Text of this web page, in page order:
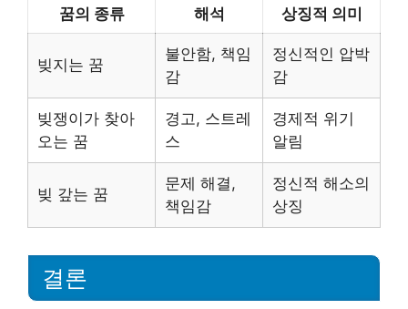
꿈의 종류 해석 상징적 의미
빚지는 꿈
불안함, 책임
감
정신적인 압박
감
빚쟁이가 찾아
오는 꿈
경고, 스트레
스
경제적 위기
알림
빚 갚는 꿈
문제 해결,
책임감
정신적 해소의
상징
결론